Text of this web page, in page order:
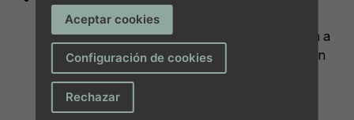
afectado a que se modifiquen los datos que
resulten ser inexactos o incompletos. En relación a
la página web, sólo podrá satisfacerse en relación
a aquella información que se encuentre bajo el
control del sitio web, por ejemplo, eliminar
comentarios publicados en la propia página,
Aceptar cookies
Configuración de cookies
Rechazar